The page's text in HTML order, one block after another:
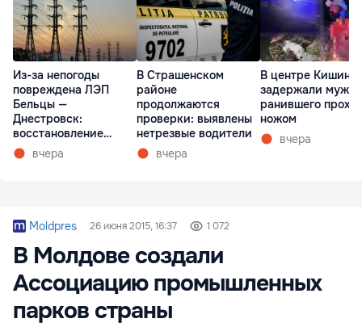
Из-за непогоды
повреждена ЛЭП
Бельцы —
Днестровск:
восстановление
займет более недели
вчера
В Страшенском
районе
продолжаются
проверки: выявлены
нетрезвые водители
вчера
В центре
задержали
ранившего
ножом
вчера
Moldpres 26 июня 2015, 16:37 1 072
В Молдове создали
Ассоциацию промышленных
парков страны